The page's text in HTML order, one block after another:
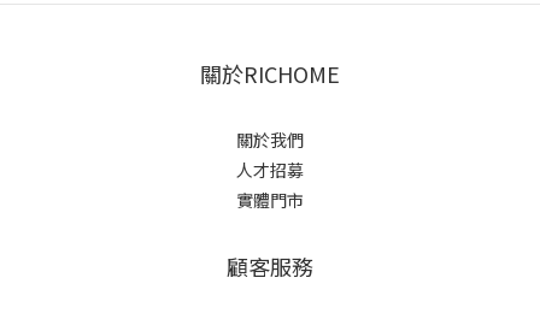
關於RICHOME
關於我們
人才招募
實體門市
顧客服務